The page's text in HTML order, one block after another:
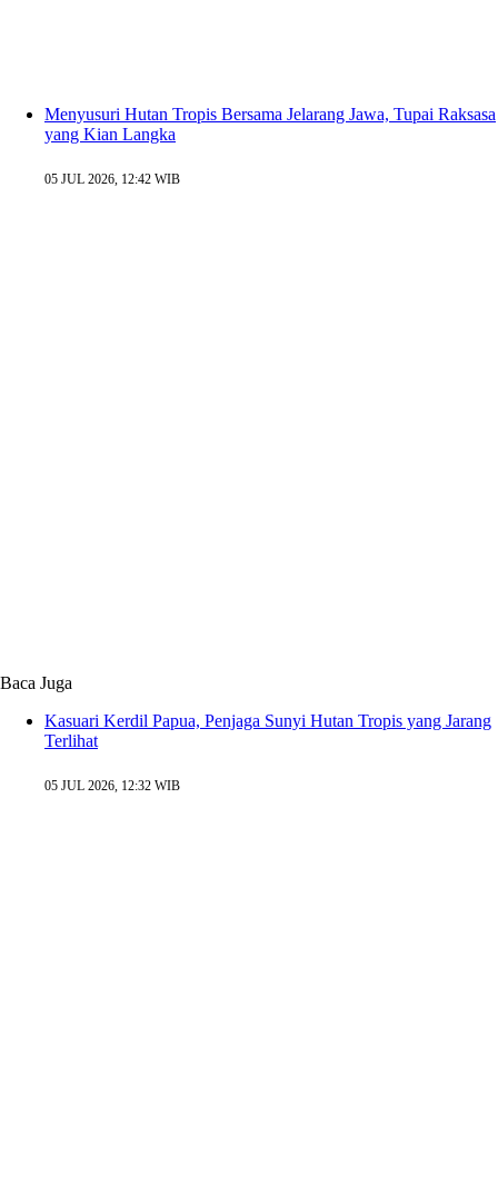
Menyusuri Hutan Tropis Bersama Jelarang Jawa, Tupai Raksasa
yang Kian Langka
05 JUL 2026, 12:42 WIB
Baca Juga
Kasuari Kerdil Papua, Penjaga Sunyi Hutan Tropis yang Jarang
Terlihat
05 JUL 2026, 12:32 WIB